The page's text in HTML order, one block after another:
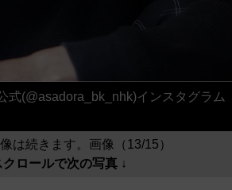
式(@asadora_bk_nhk)インスタグラム
は続きます。画像（13/15）
クロールで次の写真 ↓